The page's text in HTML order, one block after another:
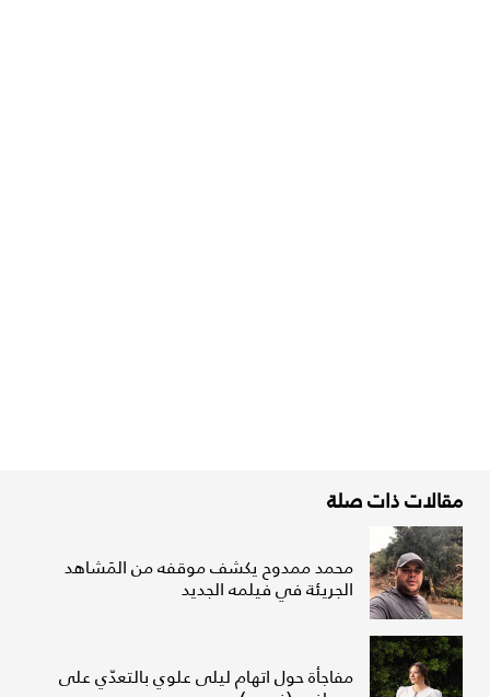
مقالات ذات صلة
محمد ممدوح يكشف موقفه من المَشاهد
الجريئة في فيلمه الجديد
مفاجأة حول اتهام ليلى علوي بالتعدّي على